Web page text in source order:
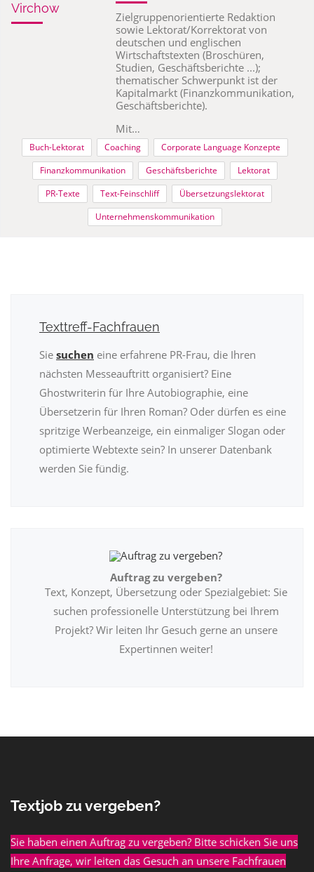
Virchow
Zielgruppenorientierte Redaktion
sowie Lektorat/Korrektorat von
deutschen und englischen
Wirtschaftstexten (Broschüren,
Studien, Geschäftsberichte ...);
thematischer Schwerpunkt ist der
Kapitalmarkt (Finanzkommunikation,
Geschäftsberichte).
Mit…
Buch-Lektorat Coaching
Corporate Language Konzepte
Finanzkommunikation
Geschäftsberichte
Lektorat
PR-Texte
Text-Feinschliff
Übersetzungslektorat
Unternehmenskommunikation
Texttreff-Fachfrauen
Sie suchen eine erfahrene PR-Frau, die Ihren
nächsten Messeauftritt organisiert? Eine
Ghostwriterin für Ihre Autobiographie, eine
Übersetzerin für Ihren Roman? Oder dürfen es eine
spritzige Werbeanzeige, ein einmaliger Slogan oder
optimierte Webtexte sein? In unserer Datenbank
werden Sie fündig.
Auftrag zu vergeben?
Text, Konzept, Übersetzung oder Spezialgebiet: Sie
suchen professionelle Unterstützung bei Ihrem
Projekt? Wir leiten Ihr Gesuch gerne an unsere
Expertinnen weiter!
Textjob zu vergeben?
Sie haben einen Auftrag zu vergeben? Bitte schicken Sie uns
Ihre Anfrage, wir leiten das Gesuch an unsere Fachfrauen